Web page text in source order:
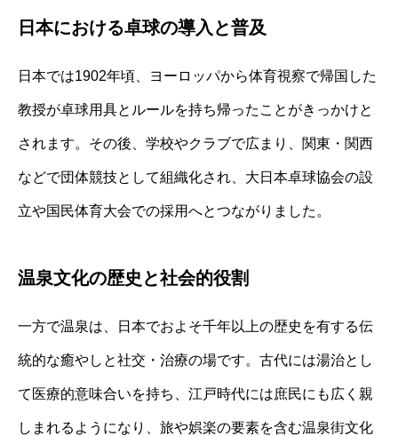
日本における卓球の導入と普及
日本では1902年頃、ヨーロッパから体育視察で帰国した
教授が卓球用具とルールを持ち帰ったことがきっかけと
されます。その後、学校やクラブで広まり、関東・関西
などで団体競技として組織化され、大日本卓球協会の設
立や国民体育大会での採用へとつながりました。
温泉文化の歴史と社会的役割
一方で温泉は、日本でおよそ千年以上の歴史を有する伝
統的な癒やしと社交・治療の場です。古代には湯治とし
て医療的意味合いを持ち、江戸時代には庶民にも広く親
しまれるようになり、旅や娯楽の要素を含む温泉街文化